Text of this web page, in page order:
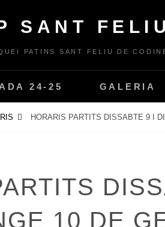
SANT FELIU
PATINS SANT FELIU DE
24-25 GALERIA
HORARIS PARTITS DISSABTE 9 I
10 DE